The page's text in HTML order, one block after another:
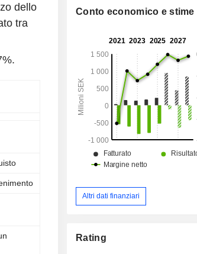
dello
tra
portafoglio di brevetti dell'Azienda è
geograficamente numerose
Stati Uniti, Europa e Giappone.
Conto economico e stime
Altri dati finanziari
Rating